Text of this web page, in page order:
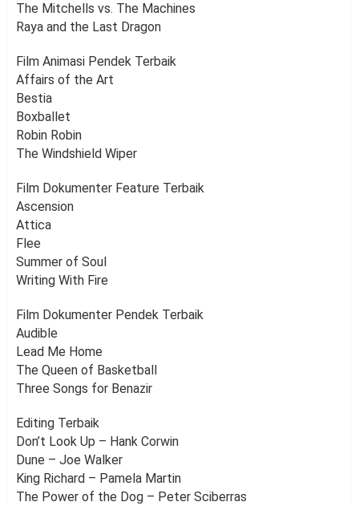
The Mitchells vs. The Machines
Raya and the Last Dragon
Film Animasi Pendek Terbaik
Affairs of the Art
Bestia
Boxballet
Robin Robin
The Windshield Wiper
Film Dokumenter Feature Terbaik
Ascension
Attica
Flee
Summer of Soul
Writing With Fire
Film Dokumenter Pendek Terbaik
Audible
Lead Me Home
The Queen of Basketball
Three Songs for Benazir
Editing Terbaik
Don’t Look Up – Hank Corwin
Dune – Joe Walker
King Richard – Pamela Martin
The Power of the Dog – Peter Sciberras